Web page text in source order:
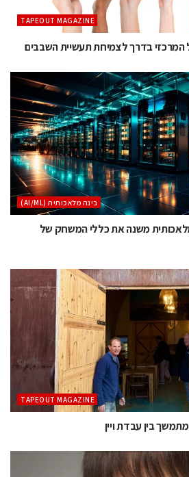
TAPEOUT MAGAZINE
המרכזי בדרך לצמיחת תעשיית השבבים
בינה מלאכותית (AI/ML)
משנה את כללי המשחק של
TAPEOUT MAGAZINE
בין עבדת ויין